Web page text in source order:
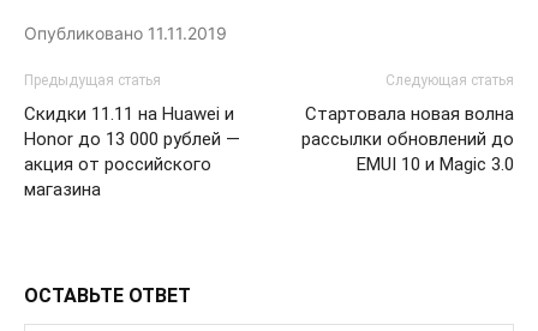
Опубликовано 11.11.2019
Предыдущая статья
Скидки 11.11 на Huawei и
Honor до 13 000 рублей —
акция от российского
магазина
Следующая статья
Стартовала новая волна
рассылки обновлений до
EMUI 10 и Magic 3.0
ОСТАВЬТЕ ОТВЕТ